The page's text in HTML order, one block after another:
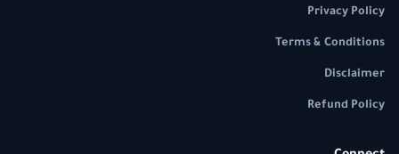
Privacy Policy
Terms & Conditions
Disclaimer
Refund Policy